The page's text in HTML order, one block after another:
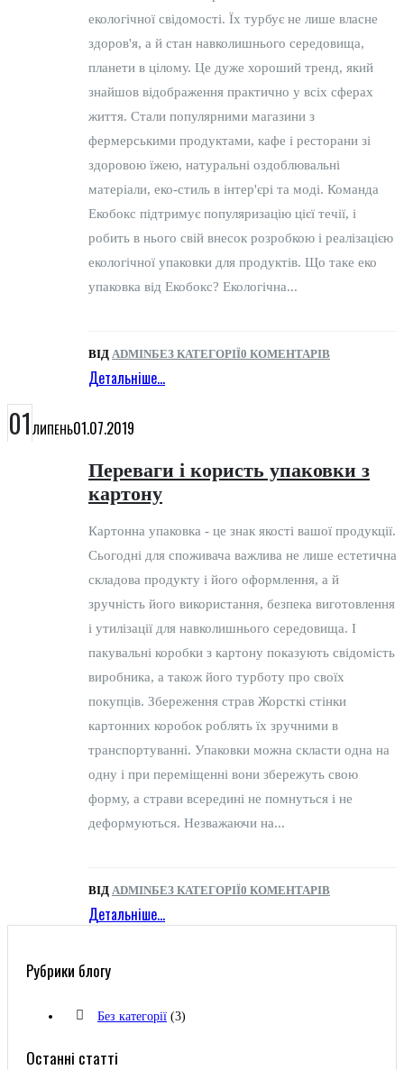
екологічної свідомості. Їх турбує не лише власне
здоров'я, а й стан навколишнього середовища,
планети в цілому. Це дуже хороший тренд, який
знайшов відображення практично у всіх сферах
життя. Стали популярними магазини з
фермерськими продуктами, кафе і ресторани зі
здоровою їжею, натуральні оздоблювальні
матеріали, еко-стиль в інтер'єрі та моді. Команда
Екобокс підтримує популяризацію цієї течії, і
робить в нього свій внесок розробкою і реалізацією
екологічної упаковки для продуктів. Що таке еко
упаковка від Екобокс? Екологічна...
ВІД ADMINБЕЗ КАТЕГОРІЇ0 КОМЕНТАРІВ
Детальніше...
01ЛИПЕНЬ01.07.2019
Переваги і користь упаковки з
картону
Картонна упаковка - це знак якості вашої продукції.
Сьогодні для споживача важлива не лише естетична
складова продукту і його оформлення, а й
зручність його використання, безпека виготовлення
і утилізації для навколишнього середовища. І
пакувальні коробки з картону показують свідомість
виробника, а також його турботу про своїх
покупців. Збереження страв Жорсткі стінки
картонних коробок роблять їх зручними в
транспортуванні. Упаковки можна скласти одна на
одну і при переміщенні вони збережуть свою
форму, а страви всередині не помнуться і не
деформуються. Незважаючи на...
ВІД ADMINБЕЗ КАТЕГОРІЇ0 КОМЕНТАРІВ
Детальніше...
Рубрики блогу
Без категорії (3)
Останні статті